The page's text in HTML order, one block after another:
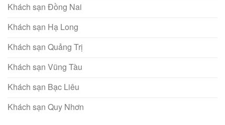
Khách sạn Đồng Nai
Khách sạn Hạ Long
Khách sạn Quảng Trị
Khách sạn Vũng Tàu
Khách sạn Bạc Liêu
Khách sạn Quy Nhơn